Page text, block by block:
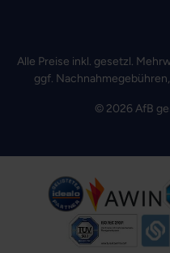
Alle Preise inkl. gesetzl.
ggf.
© 2026 AfB